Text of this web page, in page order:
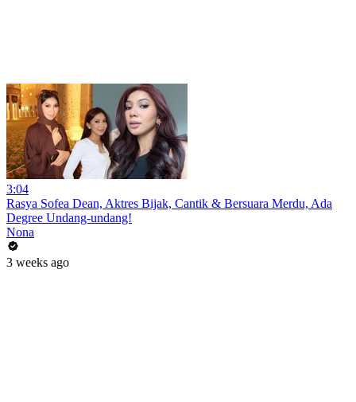
3:04
Rasya Sofea Dean, Aktres Bijak, Cantik & Bersuara Merdu, Ada
Degree Undang-undang!
Nona
3 weeks ago